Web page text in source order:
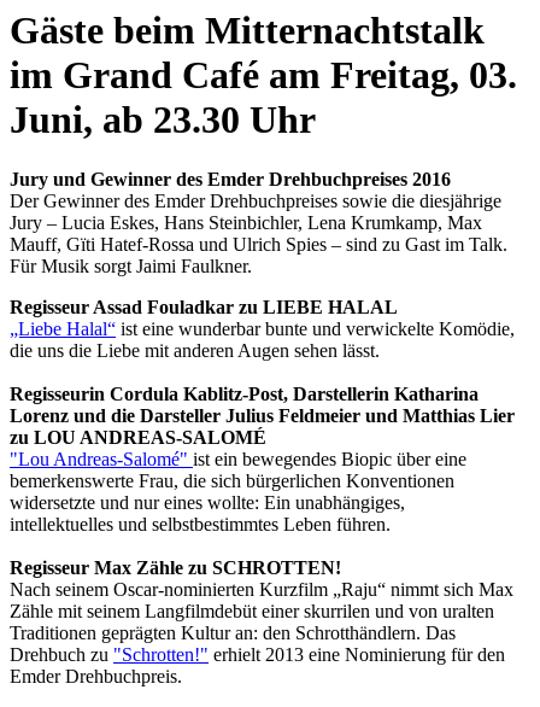
Gäste beim Mitternachtstalk
im Grand Café am Freitag, 03.
Juni, ab 23.30 Uhr
Jury und Gewinner des Emder Drehbuchpreises 2016
Der Gewinner des Emder Drehbuchpreises sowie die diesjährige
Jury – Lucia Eskes, Hans Steinbichler, Lena Krumkamp, Max
Mauff, Gïti Hatef-Rossa und Ulrich Spies – sind zu Gast im Talk.
Für Musik sorgt Jaimi Faulkner.
Regisseur Assad Fouladkar zu LIEBE HALAL
„Liebe Halal“ ist eine wunderbar bunte und verwickelte Komödie,
die uns die Liebe mit anderen Augen sehen lässt.
Regisseurin Cordula Kablitz-Post, Darstellerin Katharina
Lorenz und die Darsteller Julius Feldmeier und Matthias Lier
zu LOU ANDREAS-SALOMÉ
"Lou Andreas-Salomé" ist ein bewegendes Biopic über eine
bemerkenswerte Frau, die sich bürgerlichen Konventionen
widersetzte und nur eines wollte: Ein unabhängiges,
intellektuelles und selbstbestimmtes Leben führen.
Regisseur Max Zähle zu SCHROTTEN!
Nach seinem Oscar-nominierten Kurzfilm „Raju“ nimmt sich Max
Zähle mit seinem Langfilmdebüt einer skurrilen und von uralten
Traditionen geprägten Kultur an: den Schrotthändlern. Das
Drehbuch zu "Schrotten!" erhielt 2013 eine Nominierung für den
Emder Drehbuchpreis.